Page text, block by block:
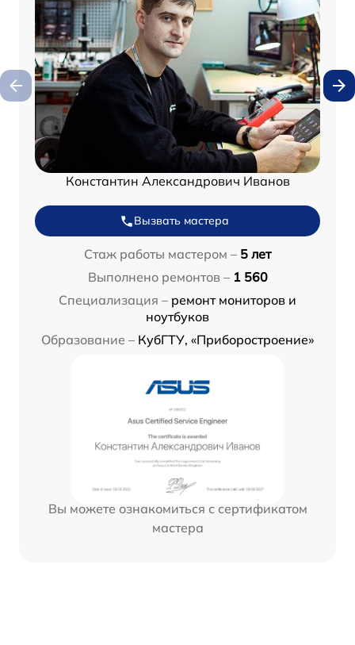
Константин Александрович Иванов
Вызвать мастера
Стаж работы мастером – 5 лет
Выполнено ремонтов – 1 560
Специализация – ремонт мониторов и
ноутбуков
Образование – КубГТУ, «Приборостроение»
Вы можете ознакомиться с сертификатом
мастера